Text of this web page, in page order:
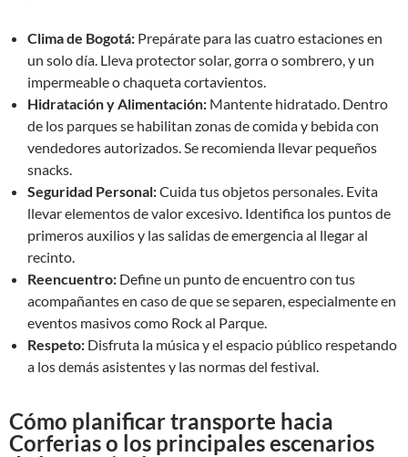
Clima de Bogotá: Prepárate para las cuatro estaciones en
un solo día. Lleva protector solar, gorra o sombrero, y un
impermeable o chaqueta cortavientos.
Hidratación y Alimentación: Mantente hidratado. Dentro
de los parques se habilitan zonas de comida y bebida con
vendedores autorizados. Se recomienda llevar pequeños
snacks.
Seguridad Personal:Cuida tus objetos personales. Evita
llevar elementos de valor excesivo. Identifica los puntos de
primeros auxilios y las salidas de emergencia al llegar al
recinto.
Reencuentro: Define un punto de encuentro con tus
acompañantes en caso de que se separen, especialmente en
eventos masivos como Rock al Parque.
Respeto: Disfruta la música y el espacio público respetando
a los demás asistentes y las normas del festival.
Cómo planificar transporte hacia
Corferias o los principales escenarios